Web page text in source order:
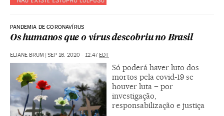
PANDEMIA DE CORONAVÍRUS
Os humanos que o vírus descobriu no Brasil
ELIANE BRUM SEP 16, 2020 - 12:47 EDT
Só poderá haver luto dos
mortos pela covid-19 se
houver luta – por
investigação,
responsabilização e justiça